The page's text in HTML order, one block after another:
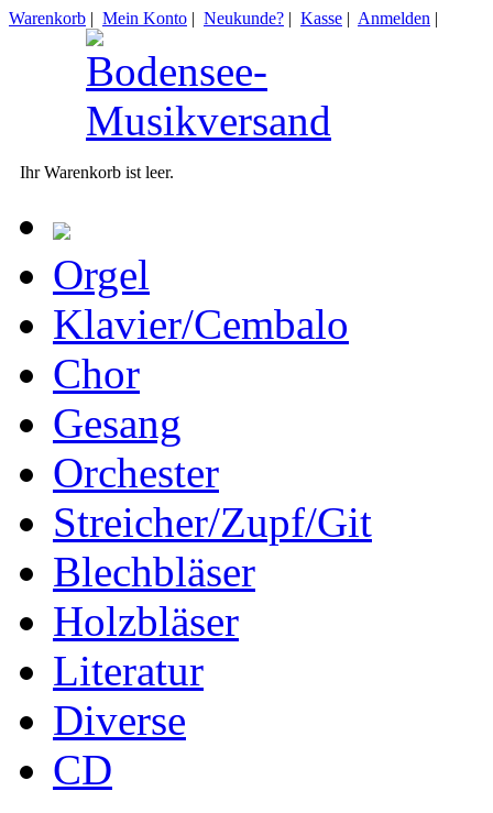
Warenkorb | Mein Konto | Neukunde? | Kasse | Anmelden |
Ihr Warenkorb ist leer.
Orgel
Klavier/Cembalo
Chor
Gesang
Orchester
Streicher/Zupf/Git
Blechbläser
Holzbläser
Literatur
Diverse
CD